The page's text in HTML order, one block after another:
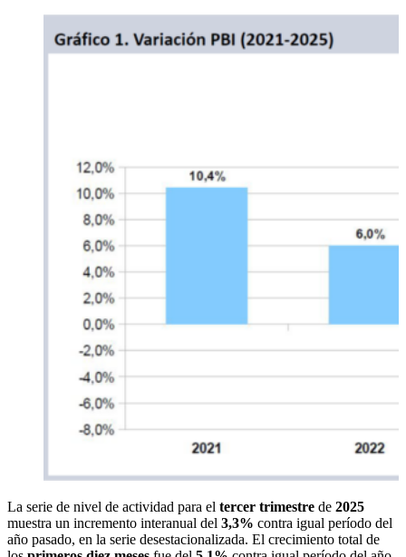
La serie de nivel de actividad para el tercer trimestre de 2025
muestra un incremento interanual del 3,3% contra igual período del
año pasado, en la serie desestacionalizada. El crecimiento total de